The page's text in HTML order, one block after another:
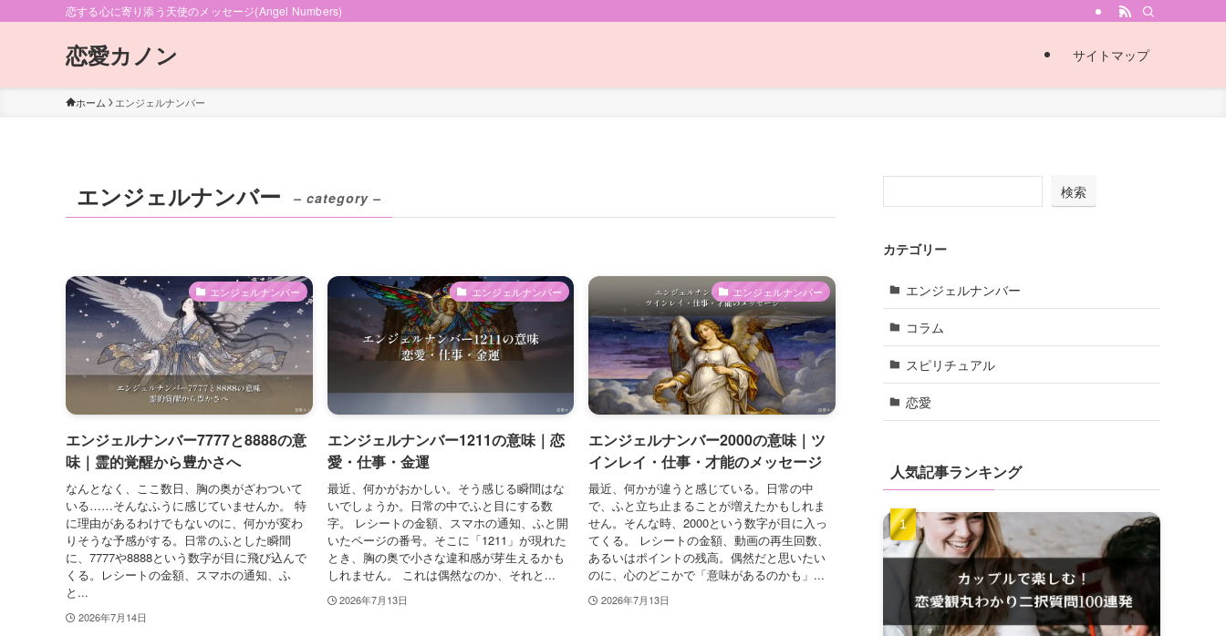
恋する心に寄り添う天使のメッセージ(Angel Numbers)
恋愛カノン サイトマップ
ホーム エンジェルナンバー
エンジェルナンバー – category –
エンジェルナンバー
エンジェルナンバー7777と8888の意
味｜霊的覚醒から豊かさへ
なんとなく、ここ数日、胸の奥がざわついて
いる……そんなふうに感じていませんか。 特
に理由があるわけでもないのに、何かが変わ
りそうな予感がする。日常のふとした瞬間
に、7777や8888という数字が目に飛び込んで
くる。レシートの金額、スマホの通知、ふ
と...
2026年7月14日
エンジェルナンバー
エンジェルナンバー1211の意味｜恋
愛・仕事・金運
最近、何かがおかしい。そう感じる瞬間はな
いでしょうか。日常の中でふと目にする数
字。 レシートの金額、スマホの通知、ふと開
いたページの番号。そこに「1211」が現れた
とき、胸の奥で小さな違和感が芽生えるかも
しれません。 これは偶然なのか、それと...
2026年7月13日
エンジェルナンバー
エンジェルナンバー2000の意味｜ツ
インレイ・仕事・才能のメッセージ
最近、何かが違うと感じている。日常の中
で、ふと立ち止まることが増えたかもしれま
せん。そんな時、2000という数字が目に入っ
てくる。 レシートの金額、動画の再生回数、
あるいはポイントの残高。偶然だと思いたい
のに、心のどこかで「意味があるのかも」...
2026年7月13日
検索
カテゴリー
エンジェルナンバー
コラム
スピリチュアル
恋愛
人気記事ランキング